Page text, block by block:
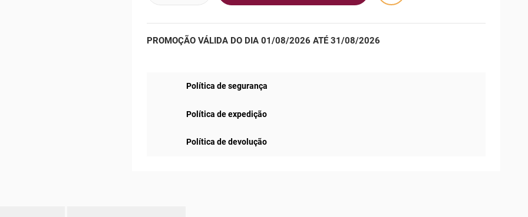
PROMOÇÃO VÁLIDA DO DIA 01/08/2026 ATÉ 31/08/2026
Política de segurança
Política de expedição
Política de devolução